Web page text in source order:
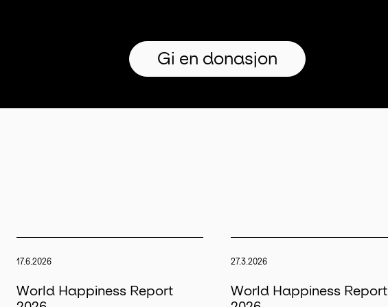
Gi en donasjon
17.6.2026
World Happiness Report
27.3.2026
World Happiness Report